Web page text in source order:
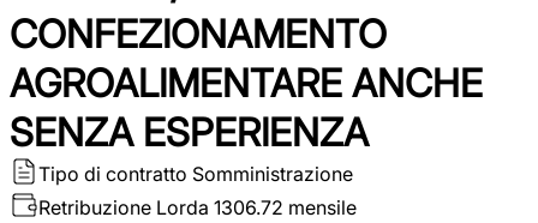
CONFEZIONAMENTO
AGROALIMENTARE ANCHE
SENZA ESPERIENZA
Tipo di contratto Somministrazione
Retribuzione Lorda 1306.72 mensile